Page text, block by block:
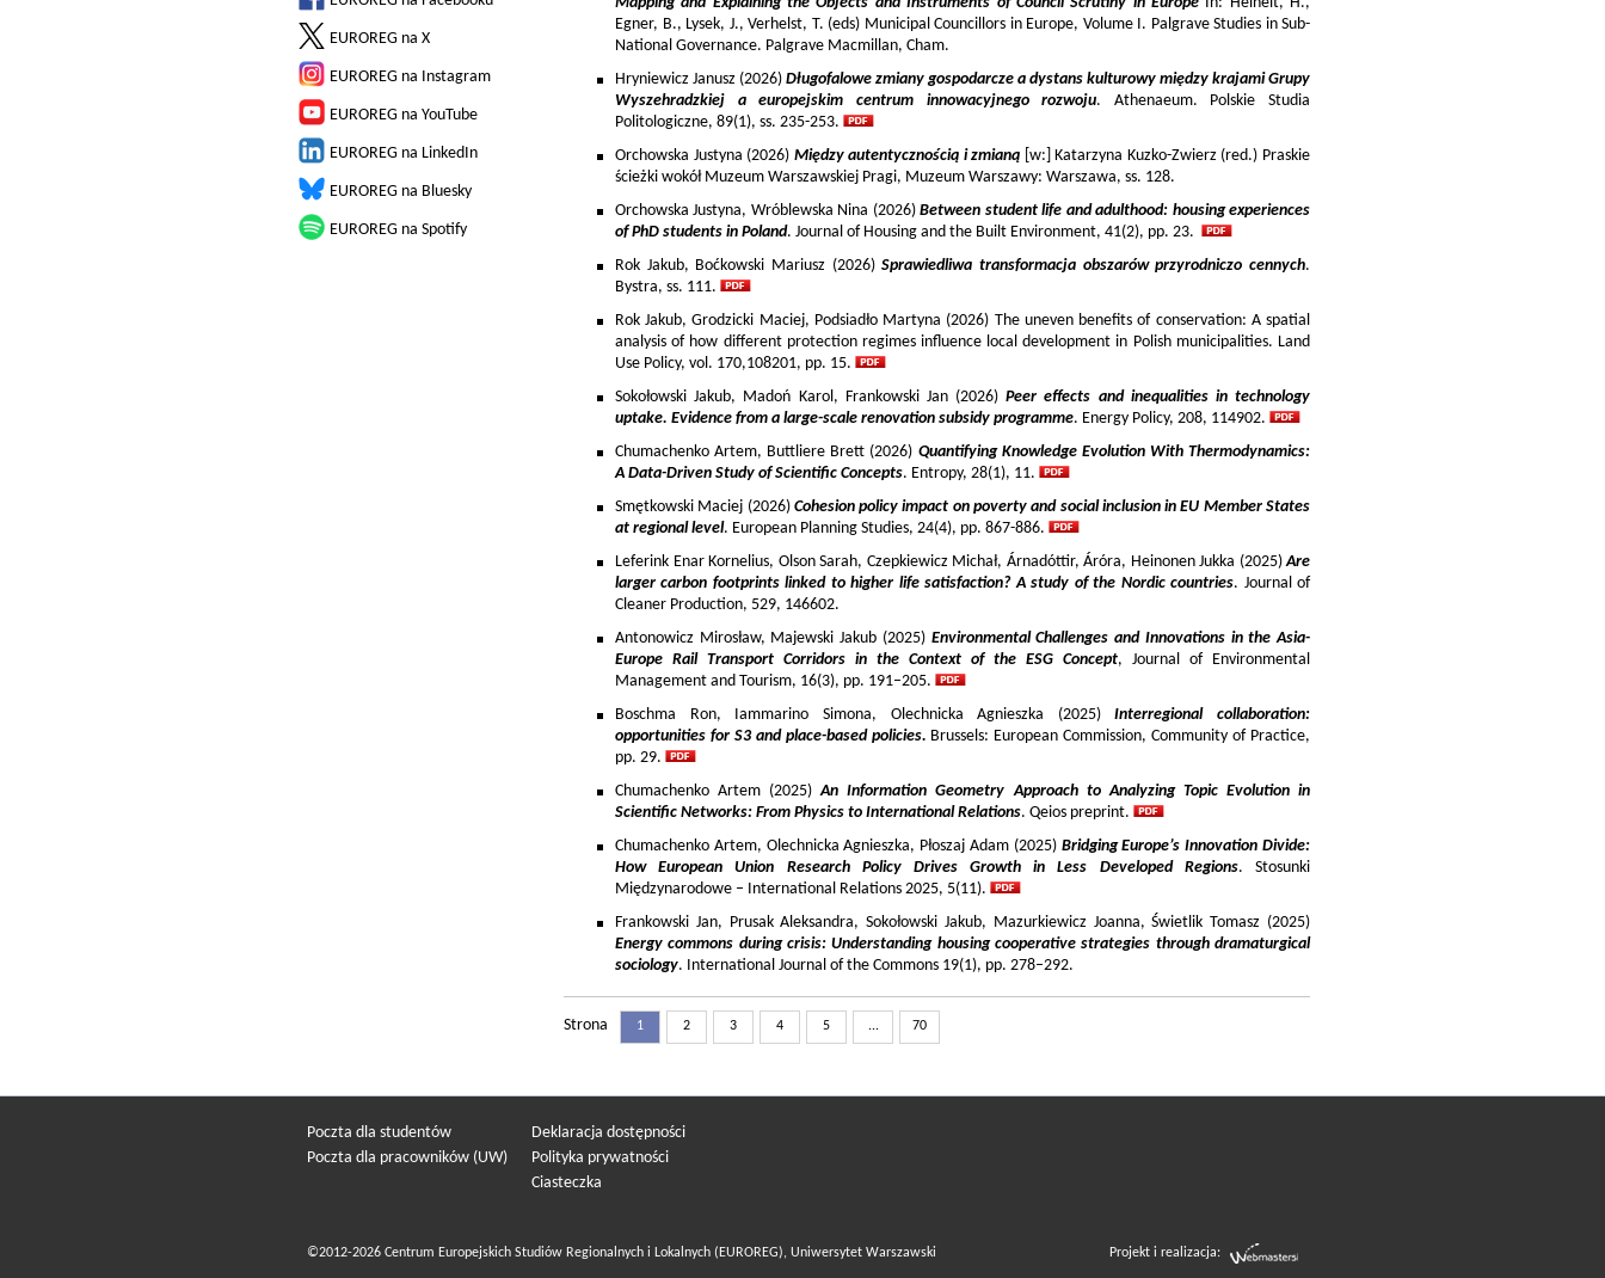
EUROREG na X
EUROREG na Instagram
EUROREG na YouTube
EUROREG na LinkedIn
EUROREG na Bluesky
EUROREG na Spotify
Egner, B., Lysek, J., Verhelst, T. (eds) Municipal Councillors in Europe, Volume I. Palgrave Studies in Sub-
National Governance. Palgrave Macmillan, Cham.
Hryniewicz Janusz (2026) Długofalowe zmiany gospodarcze a dystans kulturowy między krajami Grupy
Wyszehradzkiej a europejskim centrum innowacyjnego rozwoju. Athenaeum. Polskie Studia
Politologiczne, 89(1), ss. 235-253.
Orchowska Justyna (2026) Między autentycznością i zmianą [w:] Katarzyna Kuzko-Zwierz (red.) Praskie
ścieżki wokół Muzeum Warszawskiej Pragi, Muzeum Warszawy: Warszawa, ss. 128.
Orchowska Justyna, Wróblewska Nina (2026)Between student life and adulthood: housing experiences
of PhD students in Poland. Journal of Housing and the Built Environment, 41(2), pp. 23.
Rok Jakub, Boćkowski Mariusz (2026)Sprawiedliwa transformacja obszarów przyrodniczo cennych.
Bystra, ss. 111.
Rok Jakub, Grodzicki Maciej, Podsiadło Martyna (2026) The uneven benefits of conservation: A spatial
analysis of how different protection regimes influence local development in Polish municipalities. Land
Use Policy, vol. 170,108201, pp. 15.
Sokołowski Jakub, Madoń Karol, Frankowski Jan (2026)Peer effects and inequalities in technology
uptake. Evidence from a large-scale renovation subsidy programme. Energy Policy, 208, 114902.
Chumachenko Artem, Buttliere Brett (2026) Quantifying Knowledge Evolution With Thermodynamics:
A Data-Driven Study of Scientific Concepts. Entropy, 28(1), 11.
Smętkowski Maciej (2026) Cohesion policy impact on poverty and social inclusion in EU Member States
at regional level. European Planning Studies, 24(4), pp. 867-886.
Leferink Enar Kornelius, Olson Sarah, Czepkiewicz Michał, Árnadóttir, Áróra, Heinonen Jukka (2025)Are
larger carbon footprints linked to higher life satisfaction? A study of the Nordic countries. Journal of
Cleaner Production, 529, 146602.
Antonowicz Mirosław, Majewski Jakub (2025) Environmental Challenges and Innovations in the Asia-
Europe Rail Transport Corridors in the Context of the ESG Concept, Journal of Environmental
Management and Tourism, 16(3), pp. 191–205.
Boschma Ron, Iammarino Simona, Olechnicka Agnieszka (2025)Interregional collaboration:
opportunities for S3 and place-based policies. Brussels: European Commission, Community of Practice,
pp. 29.
Chumachenko Artem (2025)An Information Geometry Approach to Analyzing Topic Evolution in
Scientific Networks: From Physics to International Relations. Qeios preprint.
Chumachenko Artem, Olechnicka Agnieszka, Płoszaj Adam (2025) Bridging Europe’s Innovation Divide:
How European Union Research Policy Drives Growth in Less Developed Regions. Stosunki
Międzynarodowe – International Relations 2025, 5(11).
Frankowski Jan, Prusak Aleksandra, Sokołowski Jakub, Mazurkiewicz Joanna, Świetlik Tomasz (2025)
Energy commons during crisis: Understanding housing cooperative strategies through dramaturgical
sociology. International Journal of the Commons 19(1), pp. 278–292.
Strona 1 2 3 4 5 ... 70
Poczta dla studentów
Poczta dla pracowników (UW)
Deklaracja dostępności
Polityka prywatności
Ciasteczka
©2012-2026 Centrum Europejskich Studiów Regionalnych i Lokalnych (EUROREG), Uniwersytet Warszawski Projekt i realizacja: